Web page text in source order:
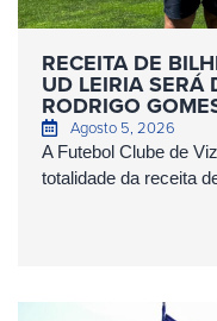
RECEITA DE
UD LEIRIA SERÁ
RODRIGO
Agosto 5, 2026
A Futebol Clube de
totalidade da receita